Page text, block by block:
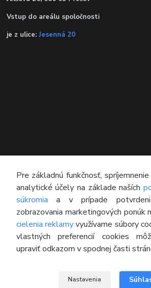
Vstup do areálu spoločnosti
je z ulice: Jesenná 20
KONTAKT
Technický poradca
0948 609 608
(Po-Pia, 8:00-16:30)
info@pneumatikyaprotektory.sk
Pre základnú funkčnosť,
analytické účely na základe naších
súkromia a v prípade
zobrazovania marketingových ponúk
cielenia reklamyvyužívame súbory
vlastných preferencií cookies
upraviť odkazom v spodnej časti
Nastavenia